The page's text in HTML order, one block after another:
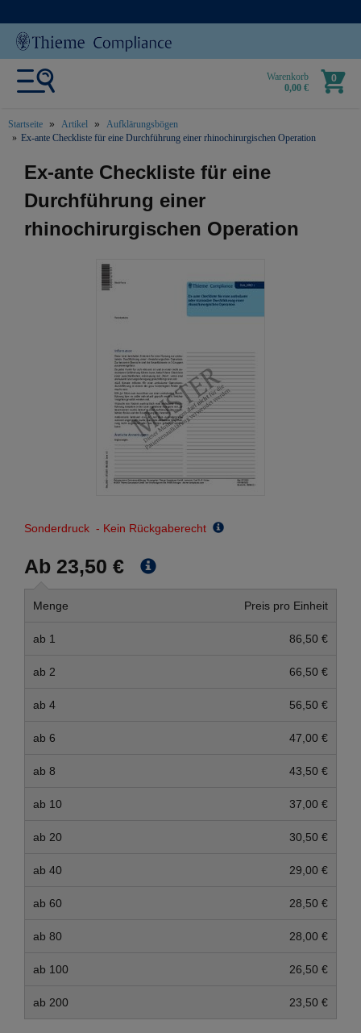
Warenkorb
0,00 €
0
Startseite Artikel
Aufklärungsbögen
Ex-ante Checkliste für eine Durchführung einer rhinochirurgischen Operation
text.skipToContent
text.skipToNavigation
Ex-ante Checkliste für eine
Durchführung einer
rhinochirurgischen Operation
Sonderdruck - Kein Rückgaberecht
Ab 23,50 €
Menge Preis pro Einheit
ab 1 86,50 €
ab 2 66,50 €
ab 4 56,50 €
ab 6 47,00 €
ab 8 43,50 €
ab 10 37,00 €
ab 20 30,50 €
ab 40 29,00 €
ab 60 28,50 €
ab 80 28,00 €
ab 100 26,50 €
ab 200 23,50 €